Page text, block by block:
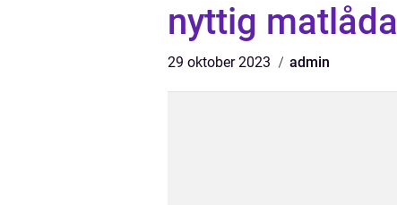
nyttig matlåda
29 oktober 2023 admin